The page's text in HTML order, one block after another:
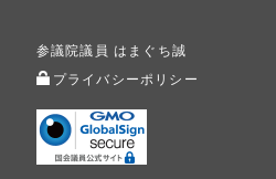
参議院議員 はまぐち誠
プライバシーポリシー